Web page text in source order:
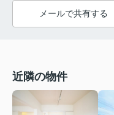
メールで共有する
近隣の物件